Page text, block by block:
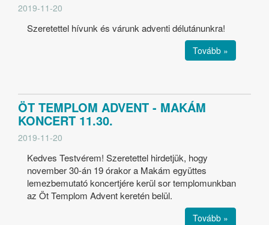
2019-11-20
Szeretettel hívunk és várunk adventi délutánunkra!
Tovább »
ÖT TEMPLOM ADVENT - MAKÁM
KONCERT 11.30.
2019-11-20
Kedves Testvérem! Szeretettel hirdetjük, hogy
november 30-án 19 órakor a Makám együttes
lemezbemutató koncertjére kerül sor templomunkban
az Öt Templom Advent keretén belül.
Tovább »